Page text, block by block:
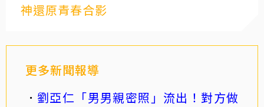
神還原青春合影
更多新聞報導
劉亞仁「男男親密照」流出！對方做